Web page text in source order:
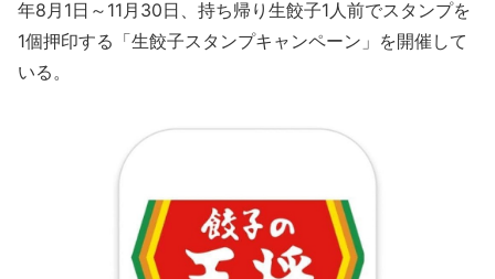
年8月1日～11月30日、持ち帰り生餃子1人前でスタンプを
1個押印する「生餃子スタンプキャンペーン」を開催して
いる。